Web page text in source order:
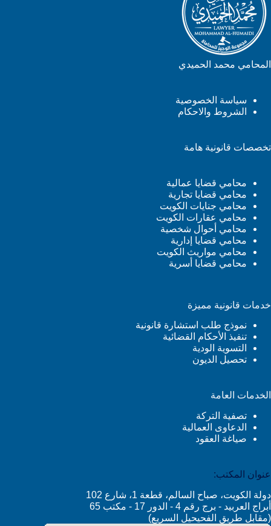
المحامي محمد الحميدي
سياسة الخصوصية
الشروط والاحكام
تخصصات قانونية هامة
محامي قضايا عمالية
محامي قضايا تجارية
محامي جنايات الكويت
محامي عقارات الكويت
محامي أحوال شخصية
محامي قضايا إدارية
محامي مواريث الكويت
محامي قضايا أسرية
خدمات قانونية مميزة
نموذج طلب استشارة قانونية
تنفيذ الأحكام القضائية
التسوية الودية
تحصيل الديون
الخدمات العامة
تصفية التركة
الدعاوى العمالية
صياغة العقود
عنوان المكتب:
دولة الكويت، صباح السالم، قطعة 1، شارع 102
أبراج العربيد - برج رقم 4 - الدور 17 - مكتب 65
(مقابل طريق الفحيحيل السريع)